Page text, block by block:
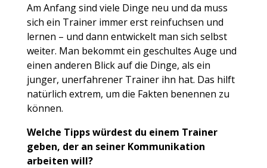
Am Anfang sind viele Dinge neu und da muss
sich ein Trainer immer erst reinfuchsen und
lernen – und dann entwickelt man sich selbst
weiter. Man bekommt ein geschultes Auge und
einen anderen Blick auf die Dinge, als ein
junger, unerfahrener Trainer ihn hat. Das hilft
natürlich extrem, um die Fakten benennen zu
können.
Welche Tipps würdest du einem Trainer
geben, der an seiner Kommunikation
arbeiten will?